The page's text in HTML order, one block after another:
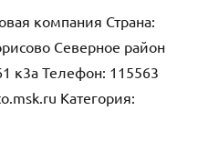
компания Страна:
Северное район
к3а Телефон: 115563
Категория: